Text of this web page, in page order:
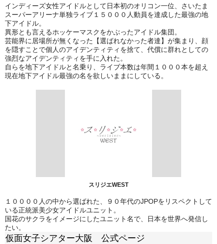
インディーズ女性アイドルとして日本初のオリコン一位、さいたま
スーパーアリーナ単独ライブ１５０００人動員を達成した最強の地
下アイドル。
異形とも言えるホッケーマスクをかぶったアイドル集団。
芸能界に居場所が無くなった【選ばれなかった者達】が集まり、顔
を隠すことで個人のアイデンティティを捨て、代償に群れとしての
強烈なアイデンティティを手に入れた。
自らを地下アイドルと名乗り、ライブ本数は年間１０００本を超え
現在地下アイドル最強の名を欲しいままにしている。
スリジエWEST
１００００人の中から選ばれた、９０年代のJPOPをリスペクトして
いる正統派美少女アイドルユニット。
国花のサクラをイメージにしたユニット名で、日本を世界へ発信し
たい。
仮面女子シアター大阪 公式ページ